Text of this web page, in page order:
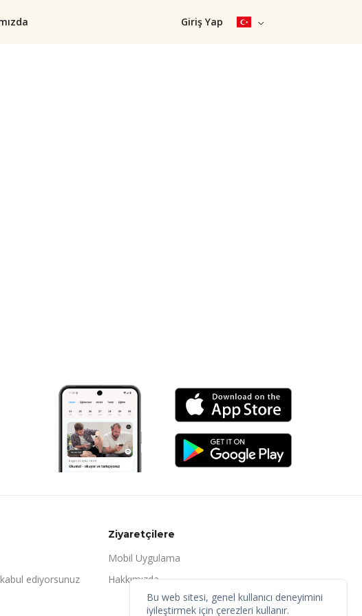
Giriş Yap
kabul ediyorsunuz
Ziyaretçilere
Mobil Uygulama
Hakkımızda
Bu web sitesi, genel kullanıcı deneyimini
iyileştirmek için çerezleri kullanır.